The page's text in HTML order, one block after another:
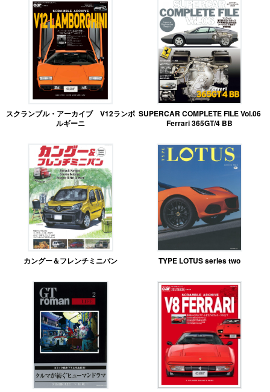
スクランブル・アーカイブ V12ランボ
ルギーニ
SUPERCAR COMPLETE FILE Vol.06
Ferrari 365GT/4 BB
カングー＆フレンチミニバン TYPE LOTUS series two